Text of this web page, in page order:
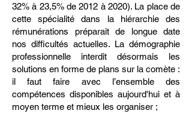
32% à 23,5% de 2012 à 2020). La place de
cette spécialité dans la hiérarchie des
rémunérations préparait de longue date
nos difficultés actuelles. La démographie
professionnelle interdit désormais les
solutions en forme de plans sur la comète :
il faut faire avec l’ensemble des
compétences disponibles aujourd'hui et à
moyen terme et mieux les organiser ;